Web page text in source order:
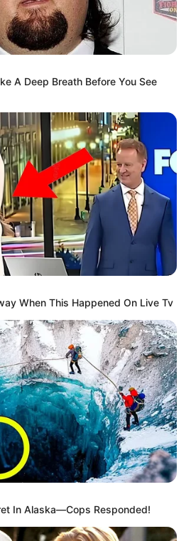
A Deep Breath Before You See
When This Happened On Live Tv
In Alaska—Cops Responded!